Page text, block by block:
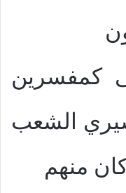
كمفسرين
الشعب
منهم